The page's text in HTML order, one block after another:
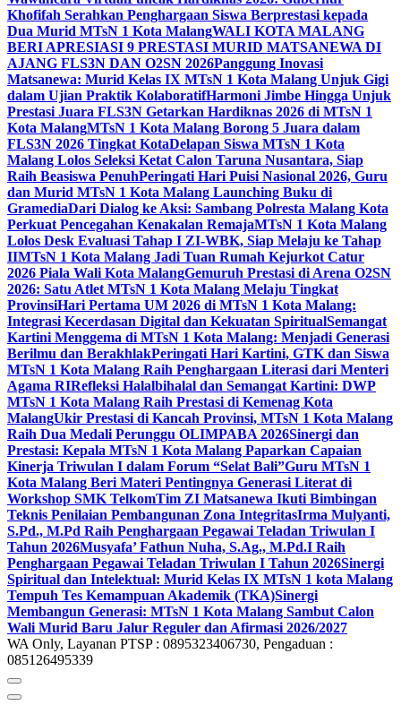
Khofifah Serahkan Penghargaan Siswa Berprestasi kepada
Dua Murid MTsN 1 Kota MalangWALI KOTA MALANG
BERI APRESIASI 9 PRESTASI MURID MATSANEWA DI
AJANG FLS3N DAN O2SN 2026Panggung Inovasi
Matsanewa: Murid Kelas IX MTsN 1 Kota Malang Unjuk Gigi
dalam Ujian Praktik KolaboratifHarmoni Jimbe Hingga Unjuk
Prestasi Juara FLS3N Getarkan Hardiknas 2026 di MTsN 1
Kota MalangMTsN 1 Kota Malang Borong 5 Juara dalam
FLS3N 2026 Tingkat KotaDelapan Siswa MTsN 1 Kota
Malang Lolos Seleksi Ketat Calon Taruna Nusantara, Siap
Raih Beasiswa PenuhPeringati Hari Puisi Nasional 2026, Guru
dan Murid MTsN 1 Kota Malang Launching Buku di
GramediaDari Dialog ke Aksi: Sambang Polresta Malang Kota
Perkuat Pencegahan Kenakalan RemajaMTsN 1 Kota Malang
Lolos Desk Evaluasi Tahap I ZI-WBK, Siap Melaju ke Tahap
IIMTsN 1 Kota Malang Jadi Tuan Rumah Kejurkot Catur
2026 Piala Wali Kota MalangGemuruh Prestasi di Arena O2SN
2026: Satu Atlet MTsN 1 Kota Malang Melaju Tingkat
ProvinsiHari Pertama UM 2026 di MTsN 1 Kota Malang:
Integrasi Kecerdasan Digital dan Kekuatan SpiritualSemangat
Kartini Menggema di MTsN 1 Kota Malang: Menjadi Generasi
Berilmu dan BerakhlakPeringati Hari Kartini, GTK dan Siswa
MTsN 1 Kota Malang Raih Penghargaan Literasi dari Menteri
Agama RIRefleksi Halalbihalal dan Semangat Kartini: DWP
MTsN 1 Kota Malang Raih Prestasi di Kemenag Kota
MalangUkir Prestasi di Kancah Provinsi, MTsN 1 Kota Malang
Raih Dua Medali Perunggu OLIMPABA 2026Sinergi dan
Prestasi: Kepala MTsN 1 Kota Malang Paparkan Capaian
Kinerja Triwulan I dalam Forum “Selat Bali”Guru MTsN 1
Kota Malang Beri Materi Pentingnya Generasi Literat di
Workshop SMK TelkomTim ZI Matsanewa Ikuti Bimbingan
Teknis Penilaian Pembangunan Zona IntegritasIrma Mulyanti,
S.Pd., M.Pd Raih Penghargaan Pegawai Teladan Triwulan I
Tahun 2026Musyafa’ Fathun Nuha, S.Ag., M.Pd.I Raih
Penghargaan Pegawai Teladan Triwulan I Tahun 2026Sinergi
Spiritual dan Intelektual: Murid Kelas IX MTsN 1 kota Malang
Tempuh Tes Kemampuan Akademik (TKA)Sinergi
Membangun Generasi: MTsN 1 Kota Malang Sambut Calon
Wali Murid Baru Jalur Reguler dan Afirmasi 2026/2027
WA Only, Layanan PTSP : 0895323406730, Pengaduan :
085126495339